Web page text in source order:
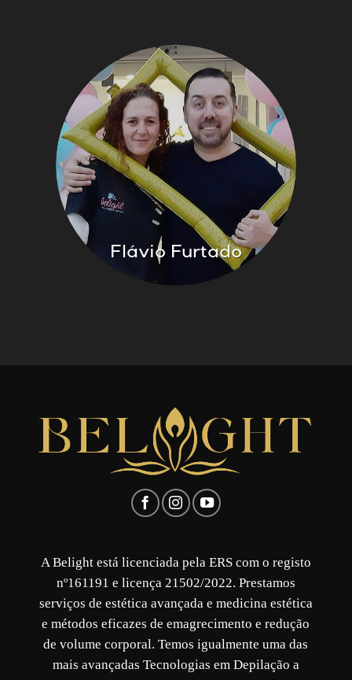
Flávio Furtado
A Belight está licenciada pela ERS com o registo
nº161191 e licença 21502/2022. Prestamos
serviços de estética avançada e medicina estética
e métodos eficazes de emagrecimento e redução
de volume corporal. Temos igualmente uma das
mais avançadas Tecnologias em Depilação a